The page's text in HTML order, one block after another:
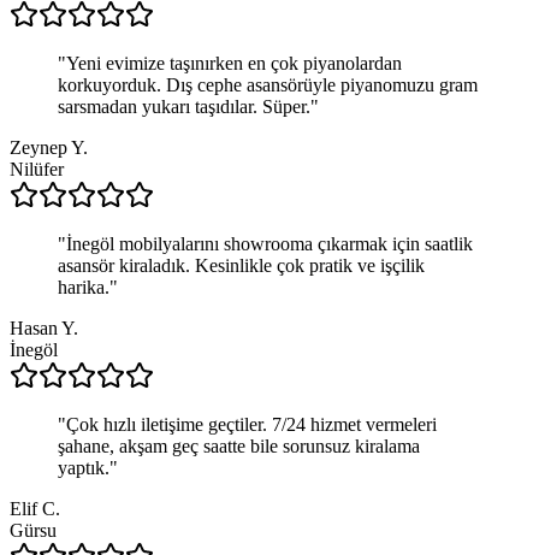
"Yeni evimize taşınırken en çok piyanolardan
korkuyorduk. Dış cephe asansörüyle piyanomuzu gram
sarsmadan yukarı taşıdılar. Süper."
Zeynep Y.
Nilüfer
"İnegöl mobilyalarını showrooma çıkarmak için saatlik
asansör kiraladık. Kesinlikle çok pratik ve işçilik
harika."
Hasan Y.
İnegöl
"Çok hızlı iletişime geçtiler. 7/24 hizmet vermeleri
şahane, akşam geç saatte bile sorunsuz kiralama
yaptık."
Elif C.
Gürsu